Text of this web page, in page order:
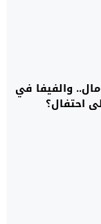
والفيفا في
احتفال؟